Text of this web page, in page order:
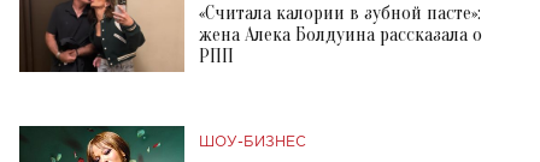
«Считала калории в зубной пасте»:
жена Алека Болдуина рассказала о
РПП
ШОУ-БИЗНЕС